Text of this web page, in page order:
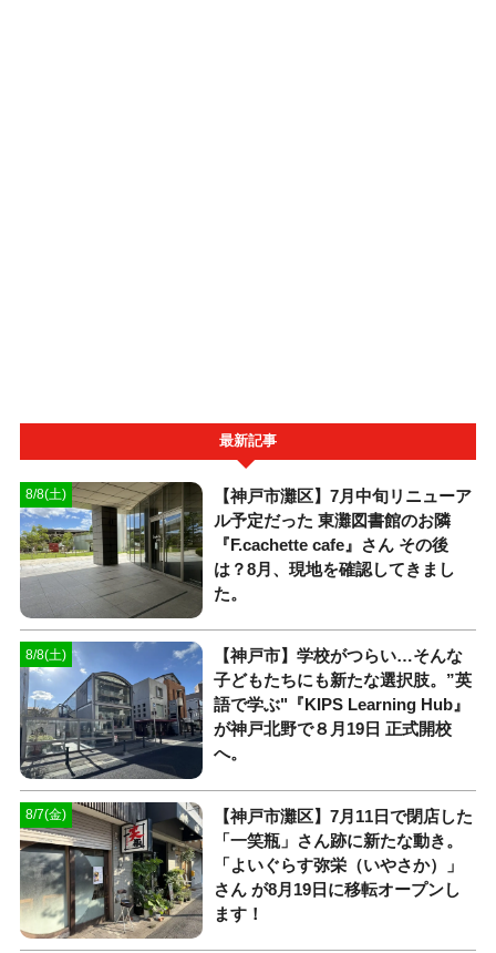
最新記事
8/8(土)
【神戸市灘区】7月中旬リニューア
ル予定だった 東灘図書館のお隣
『F.cachette cafe』さん その後
は？8月、現地を確認してきまし
た。
8/8(土)
【神戸市】学校がつらい…そんな
子どもたちにも新たな選択肢。”英
語で学ぶ"『KIPS Learning Hub』
が神戸北野で８月19日 正式開校
へ。
8/7(金)
【神戸市灘区】7月11日で閉店した
「一笑瓶」さん跡に新たな動き。
「よいぐらす弥栄（いやさか）」
さん が8月19日に移転オープンし
ます！